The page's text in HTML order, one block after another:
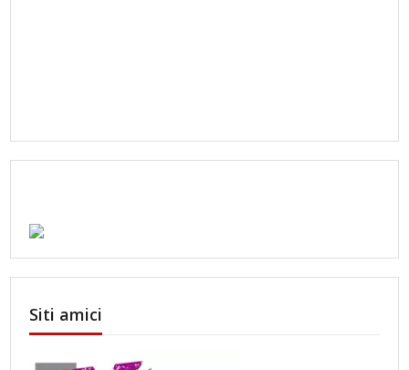
Siti amici